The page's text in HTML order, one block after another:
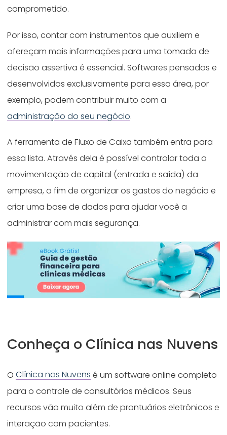
comprometido.
Por isso, contar com instrumentos que auxiliem e
ofereçam mais informações para uma tomada de
decisão assertiva é essencial. Softwares pensados e
desenvolvidos exclusivamente para essa área, por
exemplo, podem contribuir muito com a
administração do seu negócio.
A ferramenta de Fluxo de Caixa também entra para
essa lista. Através dela é possível controlar toda a
movimentação de capital (entrada e saída) da
empresa, a fim de organizar os gastos do negócio e
criar uma base de dados para ajudar você a
administrar com mais segurança.
Conheça o Clínica nas Nuvens
OClínica nas Nuvens é um software online completo
para o controle de consultórios médicos. Seus
recursos vão muito além de prontuários eletrônicos e
interação com pacientes.